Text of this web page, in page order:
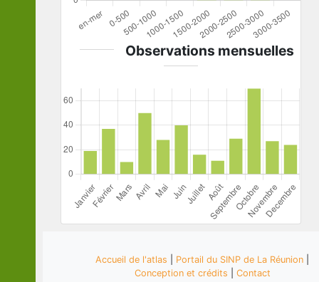
Observations mensuelles
Accueil de l'atlas Portail du SINP de La Réunion
Conception et crédits
Contact